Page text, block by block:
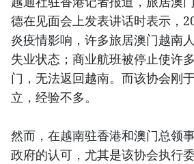
德在见面会上发表讲话时表示，
炎疫情影响，许多旅居澳门越南
失业状态；商业航班被停止使许
门，无法返回越南。而该协会刚
立，经验不多。
然而，在越南驻香港和澳门总领
政府的认可，尤其是该协会执行